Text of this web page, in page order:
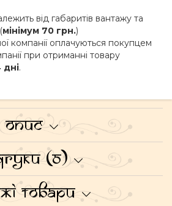
від габаритів вантажу та
мінімум 70 грн.)
компанії оплачуються покупцем
при отриманні товару
дні.
Опис
(0)
товари